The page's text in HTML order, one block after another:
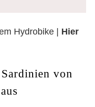
Hydrobike | Hier
von